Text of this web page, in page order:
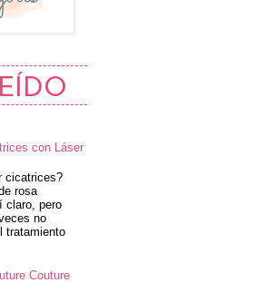
con Láser
cicatrices?
rosa
claro, pero
no
tratamiento
Couture